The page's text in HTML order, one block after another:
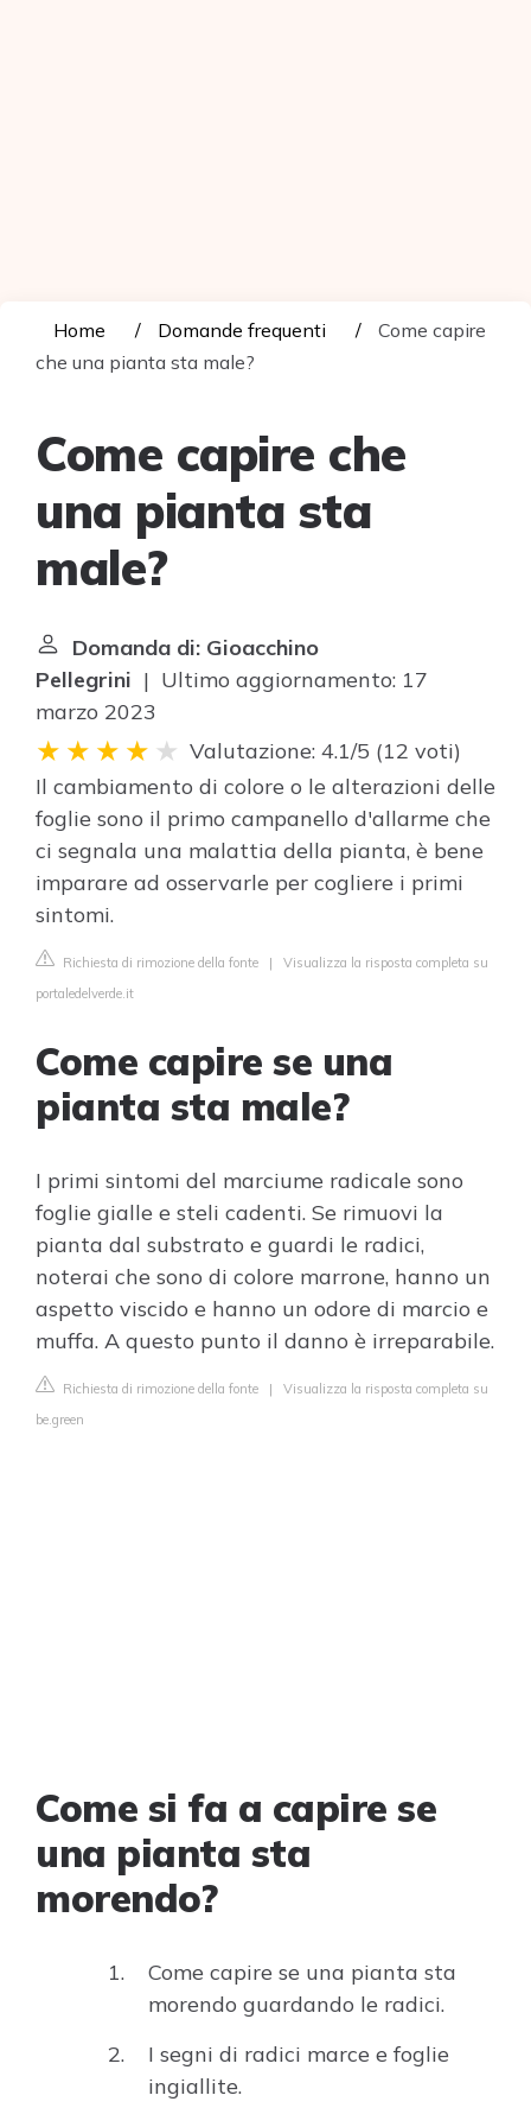
Home Domande frequenti
Come capire
che una pianta sta male?
Come capire che
una pianta sta
male?
Domanda di: Gioacchino
Pellegrini | Ultimo aggiornamento: 17
marzo 2023
Valutazione: 4.1/5 (12 voti)
Il cambiamento di colore o le alterazioni delle
foglie sono il primo campanello d'allarme che
ci segnala una malattia della pianta, è bene
imparare ad osservarle per cogliere i primi
sintomi.
Richiesta di rimozione della fonte | Visualizza la risposta completa su
portaledelverde.it
Come capire se una
pianta sta male?
I primi sintomi del marciume radicale sono
foglie gialle e steli cadenti. Se rimuovi la
pianta dal substrato e guardi le radici,
noterai che sono di colore marrone, hanno un
aspetto viscido e hanno un odore di marcio e
muffa. A questo punto il danno è irreparabile.
Richiesta di rimozione della fonte | Visualizza la risposta completa su
be.green
Come si fa a capire se
una pianta sta
morendo?
Come capire se una pianta sta
morendo guardando le radici.
I segni di radici marce e foglie
ingiallite.